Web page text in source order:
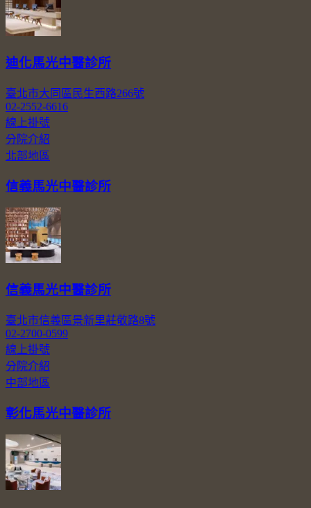
迪化馬光中醫診所
臺北市大同區民生西路266號
02-2552-6616
線上掛號
分院介紹
北部地區
信義馬光中醫診所
信義馬光中醫診所
臺北市信義區景新里莊敬路8號
02-2700-0599
線上掛號
分院介紹
中部地區
彰化馬光中醫診所